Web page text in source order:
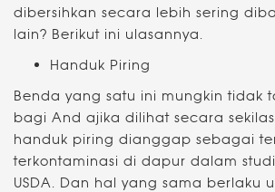
dibersihkan secara lebih sering
lain? Berikut ini ulasannya.
Handuk Piring
Benda yang satu ini mungkin tidak
bagi And ajika dilihat secara
handuk piring dianggap sebagai
terkontaminasi di dapur dalam
USDA. Dan hal yang sama berlaku